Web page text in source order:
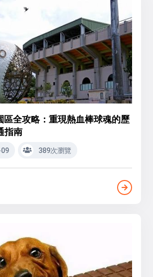
區全攻略：重現熱血棒球魂的歷
指南
389次瀏覽